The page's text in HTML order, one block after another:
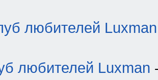
любителей Luxman
любителей Luxman